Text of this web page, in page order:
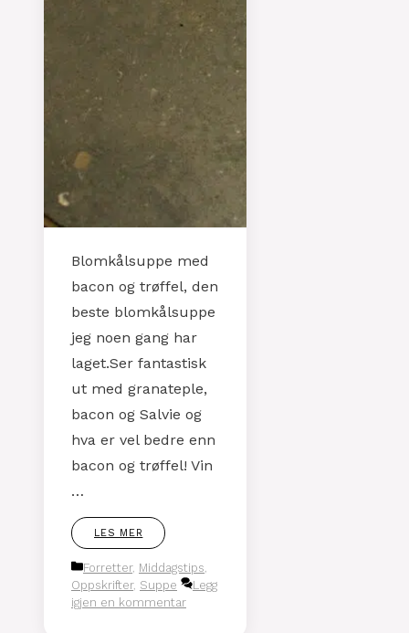
Blomkålsuppe med
bacon og trøffel, den
beste blomkålsuppe
jeg noen gang har
laget.Ser fantastisk
ut med granateple,
bacon og Salvie og
hva er vel bedre enn
bacon og trøffel! Vin
…
LES MER
Kategorier
Forretter, Middagstips
Oppskrifter, Suppe
Legg
igjen en kommentar